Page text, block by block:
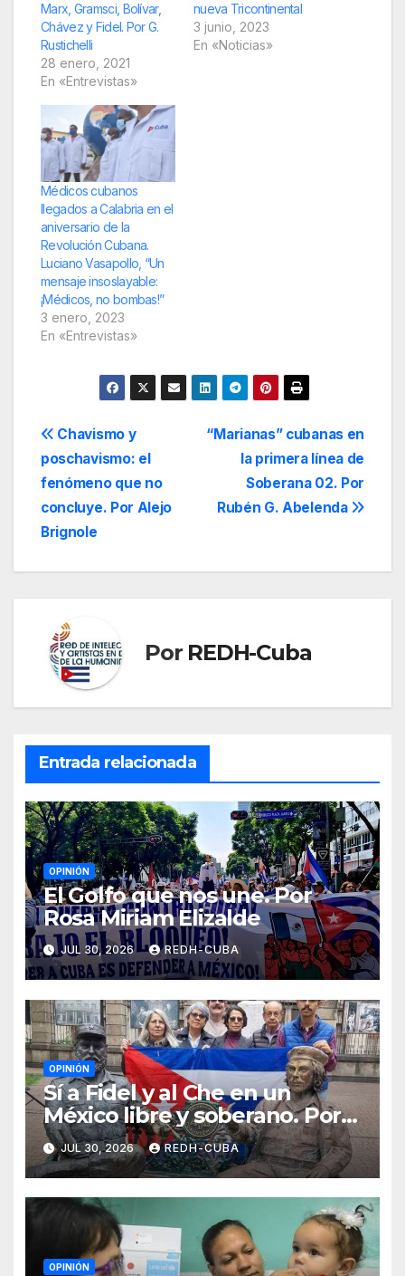
Marx, Gramsci, Bolívar,
Chávez y Fidel. Por G.
Rustichelli
28 enero, 2021
En «Entrevistas»
nueva Tricontinental
3 junio, 2023
En «Noticias»
Médicos cubanos
llegados a Calabria en el
aniversario de la
Revolución Cubana.
Luciano Vasapollo, “Un
mensaje insoslayable:
¡Médicos, no bombas!”
3 enero, 2023
En «Entrevistas»
Navegación
de
entradas
“Marianas” cubanas en
la primera línea de
Soberana 02. Por
Rubén G. Abelenda
Chavismo y
poschavismo: el
fenómeno que no
concluye. Por Alejo
Brignole
Por REDH-Cuba
Entrada relacionada
OPINIÓN
El Golfo que nos une. Por
Rosa Miriam Elizalde
JUL 30, 2026 REDH-CUBA
OPINIÓN
Sí a Fidel y al Che en un
México libre y soberano. Por
Luis Manuel Arce Issac
JUL 30, 2026 REDH-CUBA
OPINIÓN